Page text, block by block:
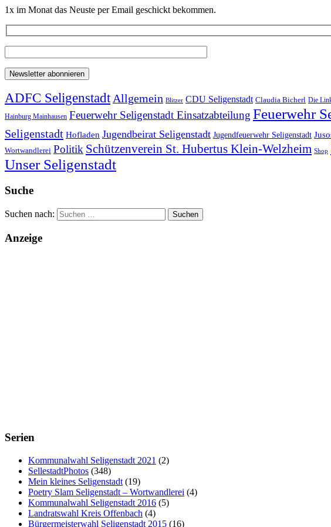
1x im Monat das Neuste per Email geschickt bekommen.
ADFC SeligenstadtAllgemein Blitzer CDU Seligenstadt Claudia Bicherl Die
Hainburg Mainhausen Feuerwehr Seligenstadt Einsatzabteilung Feuerwehr
Seligenstadt Hofladen Jugendbeirat Seligenstadt Jugendfeuerwehr Seligenstadt
Wortwandlerei Politik Schützenverein St. Hubertus Klein-Welzheim Shop
Unser Seligenstadt
Suche
Suchen nach:
Anzeige
Serien
Kommunalwahl Seligenstadt 2021 (2)
SellestadtPhotos (348)
Mein kleines Seligenstadt (19)
Poetry Slam Seligenstadt – Wortwandlerei (4)
Kommunalwahl Seligenstadt 2016 (5)
Landratswahl Kreis Offenbach (4)
Bürgermeisterwahl Seligenstadt 2015 (16)